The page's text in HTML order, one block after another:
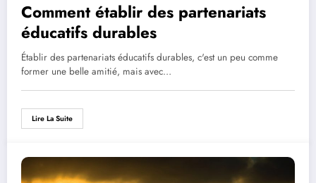
Comment établir des partenariats
éducatifs durables
Établir des partenariats éducatifs durables, c'est un peu comme
former une belle amitié, mais avec…
Lire La Suite